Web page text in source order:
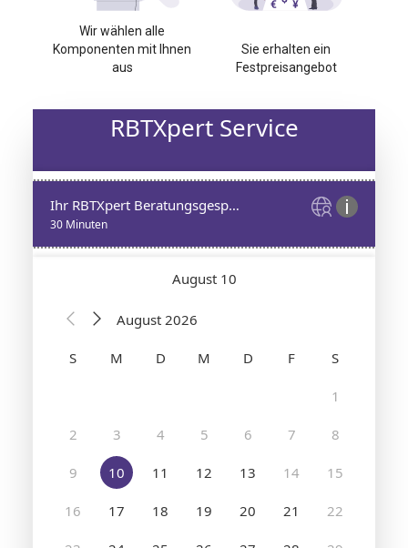
Wir wählen alle
Komponenten mit Ihnen
aus
Sie erhalten ein
Festpreisangebot